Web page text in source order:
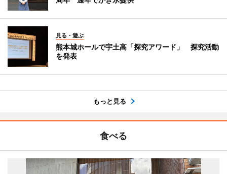
見る・遊ぶ
熊本城ホールで宇土高「探究アワード」 探究活動
を発表
もっと見る
食べる